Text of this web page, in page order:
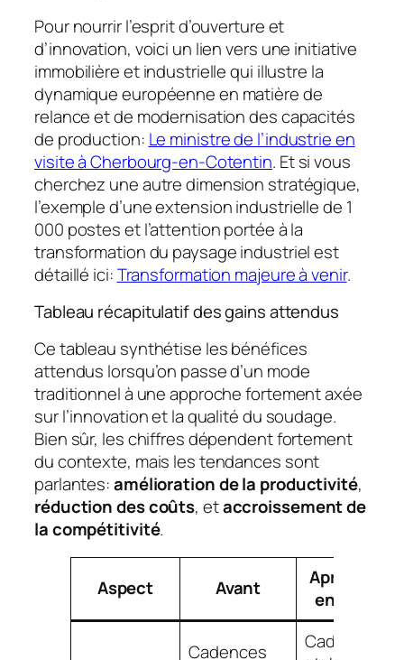
Pour nourrir l’esprit d’ouverture et
d’innovation, voici un lien vers une initiative
immobilière et industrielle qui illustre la
dynamique européenne en matière de
relance et de modernisation des capacités
de production: Le ministre de l’industrie en
visite à Cherbourg-en-Cotentin. Et si vous
cherchez une autre dimension stratégique,
l’exemple d’une extension industrielle de 1
000 postes et l’attention portée à la
transformation du paysage industriel est
détaillé ici:Transformation majeure à venir.
Tableau récapitulatif des gains attendus
Ce tableau synthétise les bénéfices
attendus lorsqu’on passe d’un mode
traditionnel à une approche fortement axée
sur l’innovation et la qualité du soudage.
Bien sûr, les chiffres dépendent fortement
du contexte, mais les tendances sont
parlantes:amélioration de la productivité,
réduction des coûts, etaccroissement de
la compétitivité.
Aspect Avant
Après mise
en œuvre
Cadences
Cadence